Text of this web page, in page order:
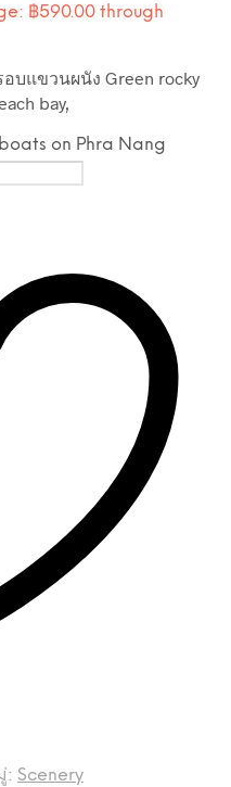
฿590.00 through
บแขวนผนัง Green rocky
bay,
on Phra Nang
: Scenery